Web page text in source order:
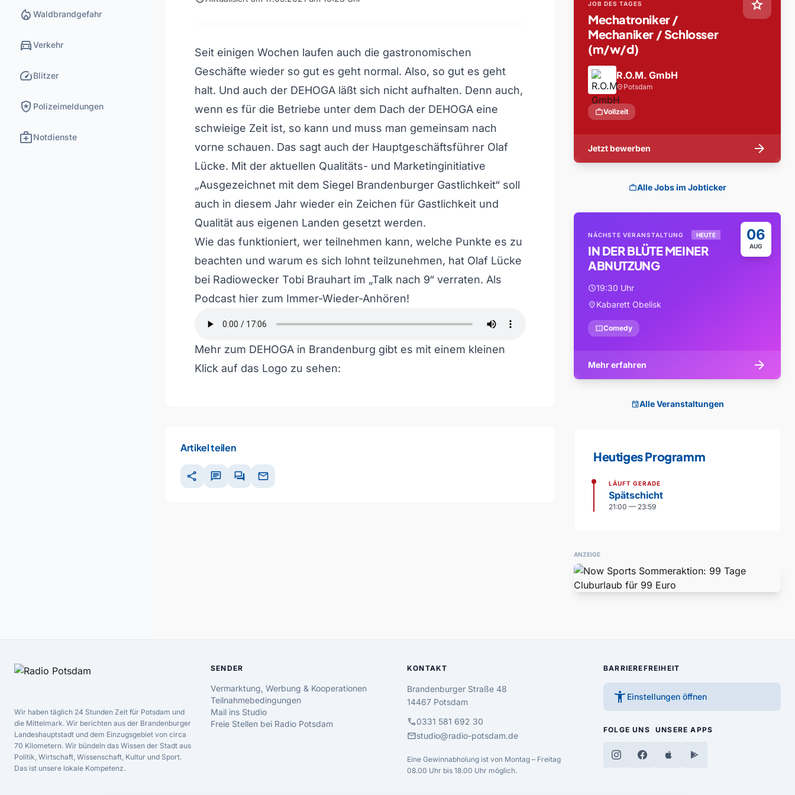
local_fire_department Waldbrandgefahr
directions_carVerkehr
speedBlitzer
local_police Polizeimeldungen
medical_servicesNotdienste
Seit einigen Wochen laufen auch die gastronomischen
Geschäfte wieder so gut es geht normal. Also, so gut es geht
halt. Und auch der DEHOGA läßt sich nicht aufhalten. Denn auch,
wenn es für die Betriebe unter dem Dach der DEHOGA eine
schwieige Zeit ist, so kann und muss man gemeinsam nach
vorne schauen. Das sagt auch der Hauptgeschäftsführer Olaf
Lücke. Mit der aktuellen Qualitäts- und Marketinginitiative
„Ausgezeichnet mit dem Siegel Brandenburger Gastlichkeit“ soll
auch in diesem Jahr wieder ein Zeichen für Gastlichkeit und
Qualität aus eigenen Landen gesetzt werden.
Wie das funktioniert, wer teilnehmen kann, welche Punkte es zu
beachten und warum es sich lohnt teilzunehmen, hat Olaf Lücke
bei Radiowecker Tobi Brauhart im „Talk nach 9“ verraten. Als
Podcast hier zum Immer-Wieder-Anhören!
Mehr zum DEHOGA in Brandenburg gibt es mit einem kleinen
Klick auf das Logo zu sehen:
Artikel teilen
share chat forum mail
star
JOB DES TAGES
Mechatroniker /
Mechaniker / Schlosser
(m/w/d)
R.O.M. GmbH
location_on Potsdam
workVollzeit
Jetzt bewerben arrow_forward
workAlle Jobs im Jobticker
06
AUG
NÄCHSTE VERANSTALTUNG HEUTE
IN DER BLÜTE MEINER
ABNUTZUNG
schedule19:30 Uhr
location_onKabarett Obelisk
confirmation_numberComedy
Mehr erfahren arrow_forward
eventAlle Veranstaltungen
Heutiges Programm
LÄUFT GERADE
Spätschicht
21:00 — 23:59
ANZEIGE
Wir haben täglich 24 Stunden Zeit für Potsdam und
die Mittelmark. Wir berichten aus der Brandenburger
Landeshauptstadt und dem Einzugsgebiet von circa
70 Kilometern. Wir bündeln das Wissen der Stadt aus
Politik, Wirtschaft, Wissenschaft, Kultur und Sport.
Das ist unsere lokale Kompetenz.
SENDER
Vermarktung, Werbung & Kooperationen
Teilnahmebedingungen
Mail ins Studio
Freie Stellen bei Radio Potsdam
KONTAKT
Brandenburger Straße 48
14467 Potsdam
call0331 581 692 30
mailstudio@radio-potsdam.de
Eine Gewinnabholung ist von Montag – Freitag
08.00 Uhr bis 18.00 Uhr möglich.
BARRIEREFREIHEIT
accessibility_new Einstellungen öffnen
FOLGE UNS UNSERE APPS